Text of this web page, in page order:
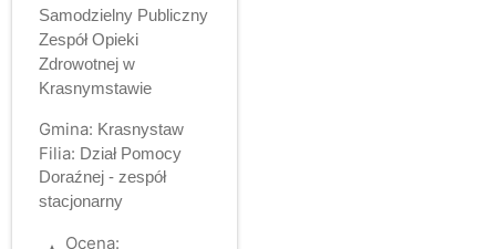
Samodzielny Publiczny
Zespół Opieki
Zdrowotnej w
Krasnymstawie
Gmina: Krasnystaw
Filia: Dział Pomocy
Doraźnej - zespół
stacjonarny
Ocena: